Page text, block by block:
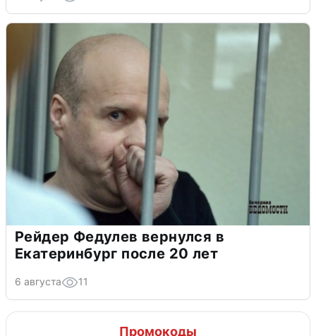
Рейдер Федулев вернулся в
Екатеринбург после 20 лет
6 августа 11
Промокоды